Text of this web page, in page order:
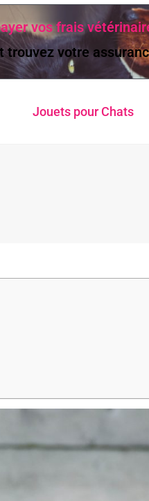
vos frais
trouvez votre
Jouets pour Chats